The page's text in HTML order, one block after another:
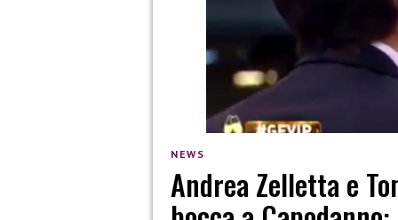
NEWS
Andrea Zelletta e